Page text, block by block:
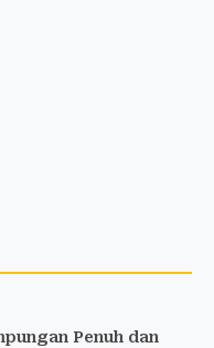
Penuh dan